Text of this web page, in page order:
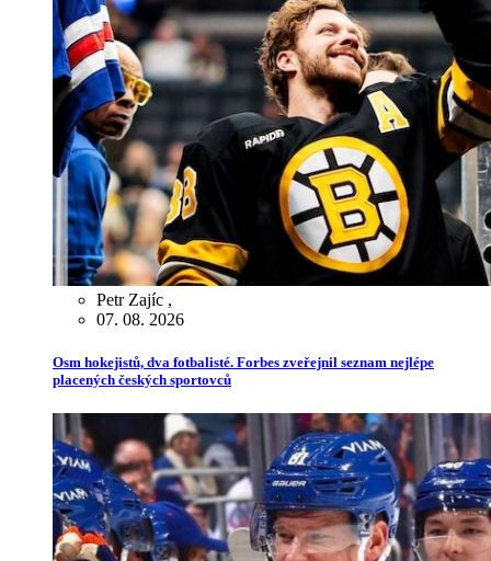
Petr Zajíc ,
07. 08. 2026
Osm hokejistů, dva fotbalisté. Forbes zveřejnil seznam nejlépe
placených českých sportovců